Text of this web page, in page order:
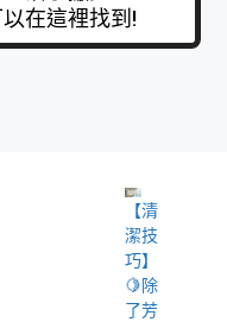
在這裡找到!
【清
潔技
巧】
🍋除
了芳